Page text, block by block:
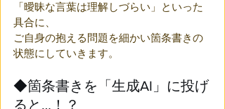
「曖昧な言葉は理解しづらい」といった
具合に、
ご自身の抱える問題を細かい箇条書きの
状態にしていきます。
◆箇条書きを「生成AI」に投げ
ると…！？